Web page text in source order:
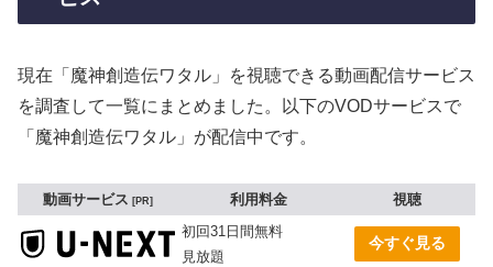
現在「魔神創造伝ワタル」を視聴できる動画配信サービス
を調査して一覧にまとめました。以下のVODサービスで
「魔神創造伝ワタル」が配信中です。
動画サービス PR 利用料金
視聴
初回31日間無料
見放題
今すぐ見る